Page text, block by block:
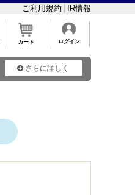
ご利用規約 IR情報
カート ログイン
さらに詳しく